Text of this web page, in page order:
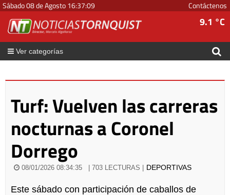
Sábado 08 de Agosto16:37:09 Contáctenos
9.1 °C
Ver categorías
Turf: Vuelven las carreras
nocturnas a Coronel
Dorrego
08/01/2026 08:34:35 | 703 LECTURAS | DEPORTIVAS
Este sábado con participación de caballos de